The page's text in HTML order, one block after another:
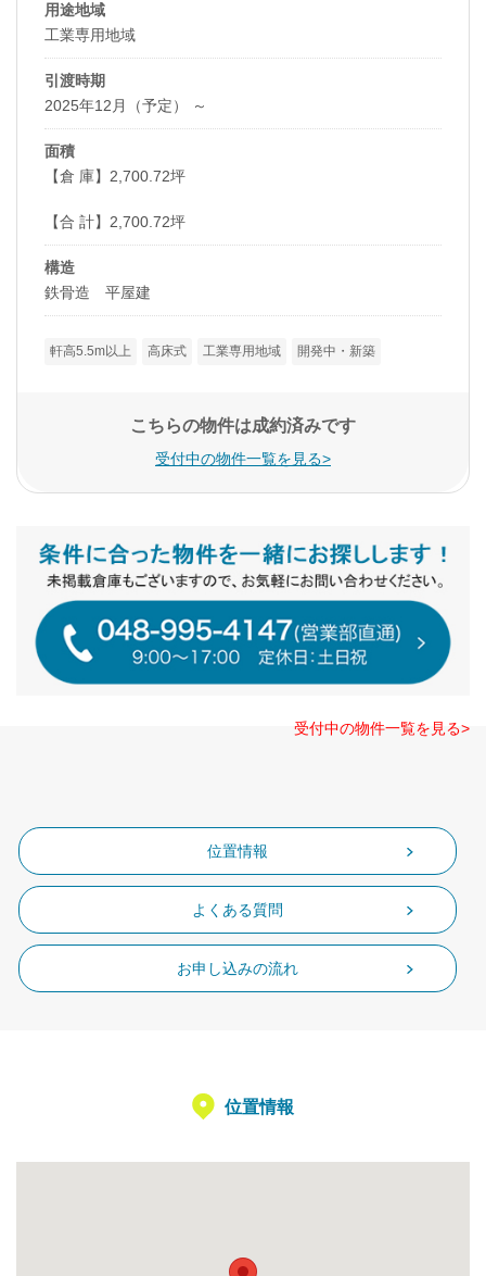
用途地域
工業専用地域
引渡時期
2025年12月（予定） ～
面積
【倉 庫】2,700.72坪
【合 計】2,700.72坪
構造
鉄骨造 平屋建
軒高5.5m以上 高床式 工業専用地域 開発中・新築
こちらの物件は成約済みです
受付中の物件一覧を見る>
受付中の物件一覧を見る>
位置情報
よくある質問
お申し込みの流れ
位置情報